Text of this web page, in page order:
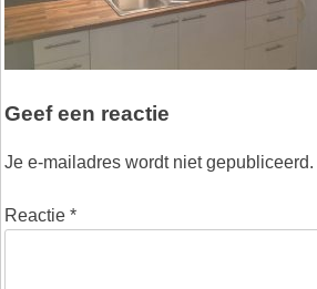
Geef een reactie
Je e-mailadres wordt niet gepubliceerd.
Reactie *